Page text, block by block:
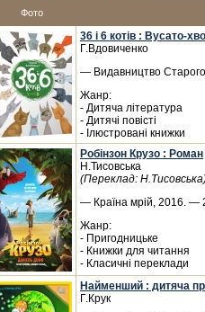
Фото
36 і 6 котів : Вусато-
Г.Вдовиченко
— Видавництво
Жанр:
- Дитяча література
- Дитячі повісті
- Ілюстровані книжки
Робінзон Крузо : Роман
Н.Тисовська
(Переклад:
— Країна мрій, 2016. —
Жанр:
- Пригодницьке
- Книжки для читання
- Класичні переклади
Найменший : дитяча
Г.Крук